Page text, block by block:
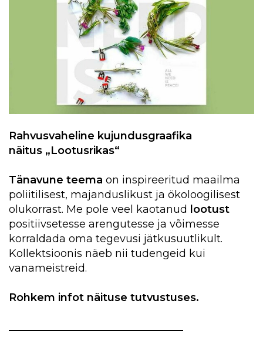
Rahvusvaheline kujundusgraafika
näitus „Lootusrikas“
Tänavune teema on inspireeritud maailma
poliitilisest, majanduslikust ja ökoloogilisest
olukorrast. Me pole veel kaotanud
lootust
positiivsetesse arengutesse ja võimesse
korraldada oma tegevusi jätkusuutlikult.
Kollektsioonis näeb nii tudengeid kui
vanameistreid.
Rohkem infot näituse tutvustuses.
_________________________________